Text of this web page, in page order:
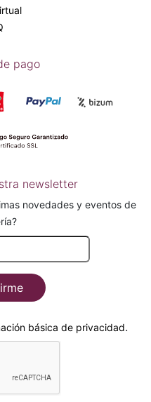
pago
newsletter
novedades y eventos de
básica de privacidad.